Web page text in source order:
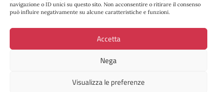
navigazione o ID unici su questo sito. Non acconsentire o ritirare il consenso
può influire negativamente su alcune caratteristiche e funzioni.
Accetta
Nega
Visualizza le preferenze
Cookie Policy
Copyright 2023 - I.C Tina Merlin - Belluno